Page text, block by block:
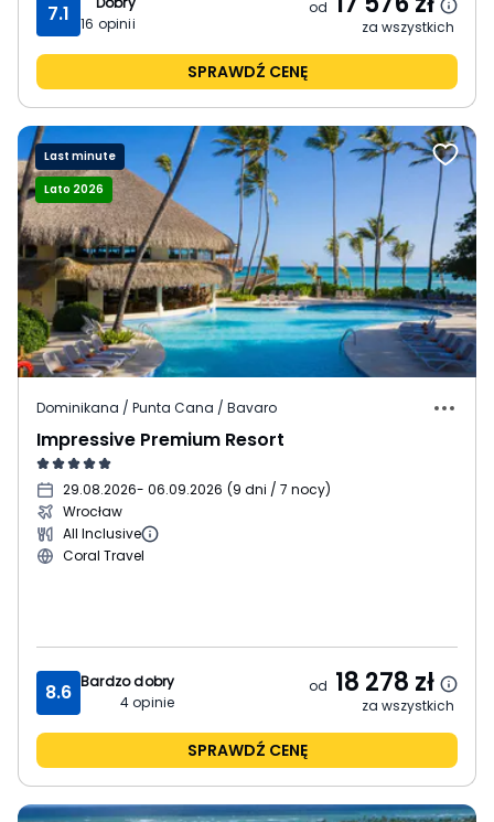
7.1
16 opinii
od
za wszystkich
SPRAWDŹ CENĘ
Last minute
Lato 2026
Dominikana / Punta Cana / Bavaro
Impressive Premium Resort
29.08.2026- 06.09.2026 (9 dni / 7 nocy)
Wrocław
All Inclusive
Coral Travel
8.6 Bardzo dobry
4opinie
od 18 278 zł
za wszystkich
SPRAWDŹ CENĘ